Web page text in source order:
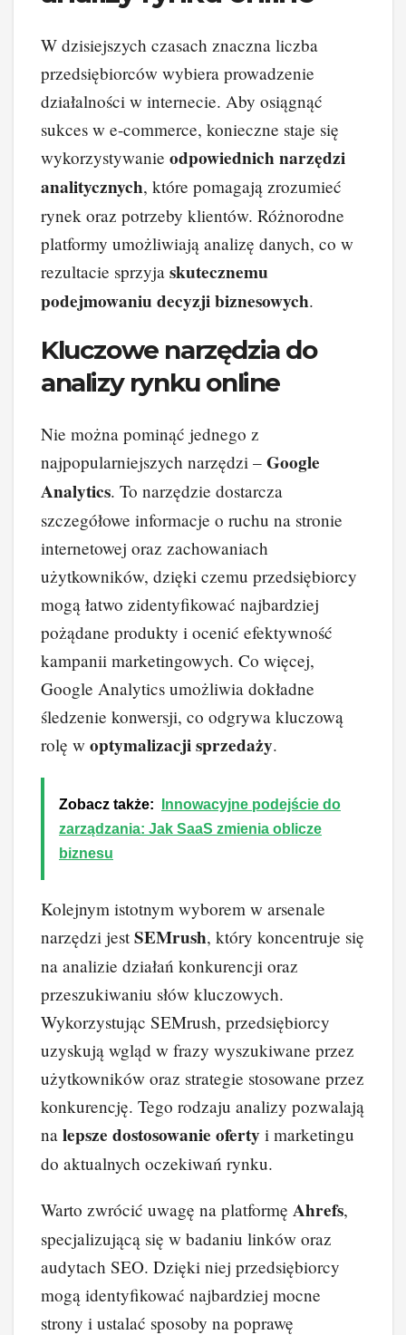
W dzisiejszych czasach znaczna liczba
przedsiębiorców wybiera prowadzenie
działalności w internecie. Aby osiągnąć
sukces w e-commerce, konieczne staje się
wykorzystywanie odpowiednich narzędzi
analitycznych, które pomagają zrozumieć
rynek oraz potrzeby klientów. Różnorodne
platformy umożliwiają analizę danych, co w
rezultacie sprzyja skutecznemu
podejmowaniu decyzji biznesowych.
Kluczowe narzędzia do
analizy rynku online
Nie można pominąć jednego z
najpopularniejszych narzędzi – Google
Analytics. To narzędzie dostarcza
szczegółowe informacje o ruchu na stronie
internetowej oraz zachowaniach
użytkowników, dzięki czemu przedsiębiorcy
mogą łatwo zidentyfikować najbardziej
pożądane produkty i ocenić efektywność
kampanii marketingowych. Co więcej,
Google Analytics umożliwia dokładne
śledzenie konwersji, co odgrywa kluczową
rolę w optymalizacji sprzedaży.
Zobacz także:
Innowacyjne podejście do
zarządzania: Jak SaaS zmienia oblicze
biznesu
Kolejnym istotnym wyborem w arsenale
narzędzi jest SEMrush, który koncentruje się
na analizie działań konkurencji oraz
przeszukiwaniu słów kluczowych.
Wykorzystując SEMrush, przedsiębiorcy
uzyskują wgląd w frazy wyszukiwane przez
użytkowników oraz strategie stosowane przez
konkurencję. Tego rodzaju analizy pozwalają
na lepsze dostosowanie oferty i marketingu
do aktualnych oczekiwań rynku.
Warto zwrócić uwagę na platformę Ahrefs,
specjalizującą się w badaniu linków oraz
audytach SEO. Dzięki niej przedsiębiorcy
mogą identyfikować najbardziej mocne
strony i ustalać sposoby na poprawę